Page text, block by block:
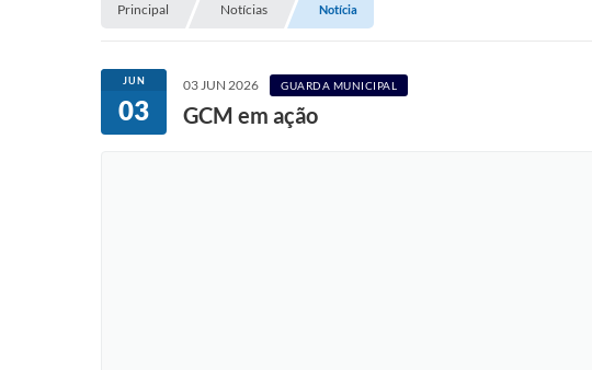
Principal Notícias Notícia
JUN
03
03 JUN 2026 GUARDA MUNICIPAL
GCM em ação